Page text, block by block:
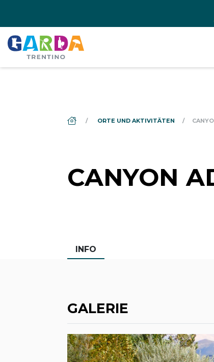
DS_BREADCRUMB.HOME
ORTE UND AKTIVITÄTEN
CANYON
INFO
GALERIE